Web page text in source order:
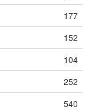
177
152
104
252
540